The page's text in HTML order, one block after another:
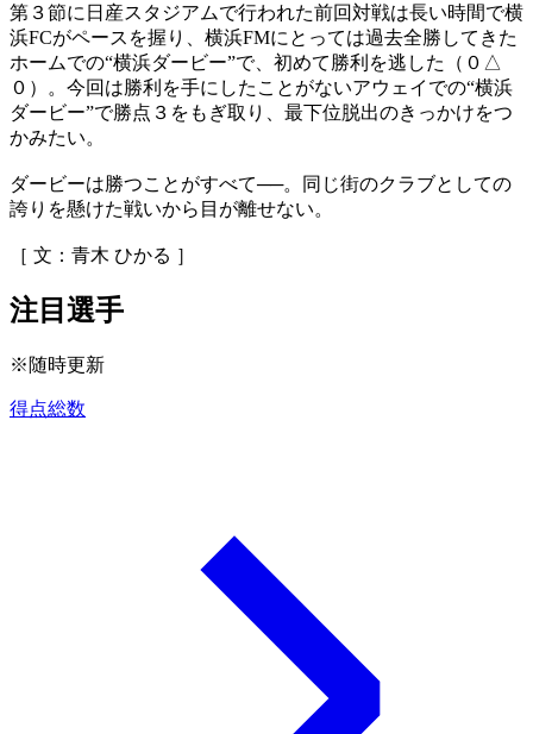
第３節に日産スタジアムで行われた前回対戦は長い時間で横
浜FCがペースを握り、横浜FMにとっては過去全勝してきた
ホームでの“横浜ダービー”で、初めて勝利を逃した（０△
０）。今回は勝利を手にしたことがないアウェイでの“横浜
ダービー”で勝点３をもぎ取り、最下位脱出のきっかけをつ
かみたい。
ダービーは勝つことがすべて──。同じ街のクラブとしての
誇りを懸けた戦いから目が離せない。
［ 文：青木 ひかる ］
注目選手
※随時更新
得点総数